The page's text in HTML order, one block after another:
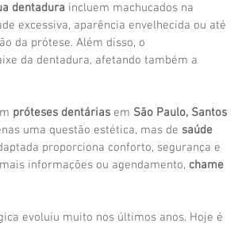
dentadura incluem machucados na
excessiva, aparência envelhecida ou até
da prótese. Além disso, o
da dentadura, afetando também a
próteses dentárias em São Paulo, Santos
uma questão estética, mas de saúde
proporciona conforto, segurança e
informações ou agendamento, chame
evoluiu muito nos últimos anos. Hoje é